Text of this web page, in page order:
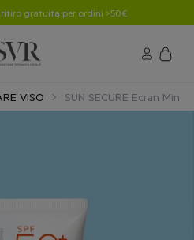
gratuita per ordini >50€
VISO SUN SECURE Ecran